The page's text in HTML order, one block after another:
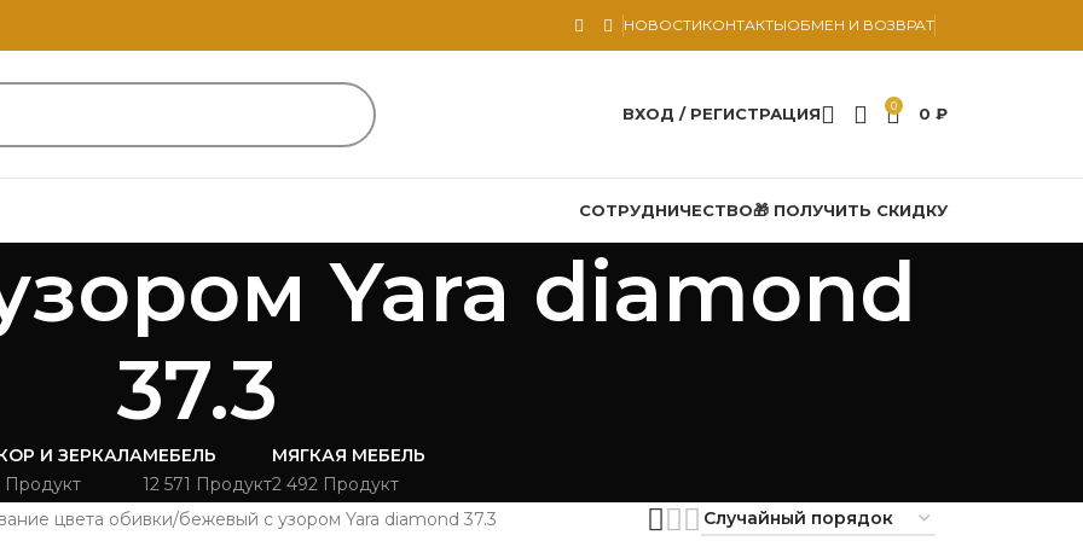
НОВОСТИКОНТАКТЫОБМЕН И ВОЗВРАТ
ВХОД / РЕГИСТРАЦИЯ 0 0 ₽
СОТРУДНИЧЕСТВО🎁 ПОЛУЧИТЬ СКИДКУ
Yara diamond
37.3
И ЗЕРКАЛА
Продукт
МЕБЕЛЬ
12 571 Продукт
МЯГКАЯ МЕБЕЛЬ
2 492 Продукт
цвета обивки бежевый с узором Yara diamond 37.3